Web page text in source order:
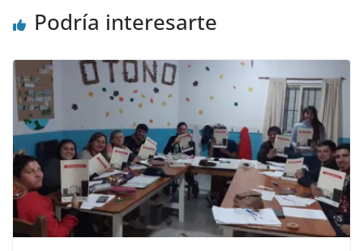
Podría interesarte